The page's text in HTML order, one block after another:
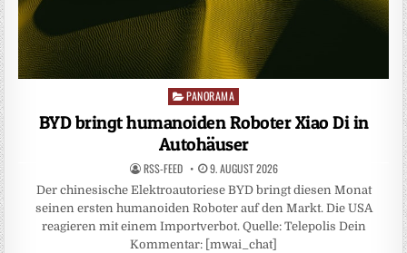
Posted
PANORAMA
BYD bringt humanoiden Roboter Xiao Di in
Autohäuser
RSS-FEED 9. AUGUST 2026
Der chinesische Elektroautoriese BYD bringt diesen Monat
seinen ersten humanoiden Roboter auf den Markt. Die USA
reagieren mit einem Importverbot. Quelle: Telepolis Dein
Kommentar: [mwai_chat]